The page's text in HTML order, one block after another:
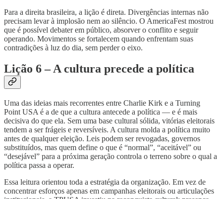
Para a direita brasileira, a lição é direta. Divergências internas não
precisam levar à implosão nem ao silêncio. O AmericaFest mostrou
que é possível debater em público, absorver o conflito e seguir
operando. Movimentos se fortalecem quando enfrentam suas
contradições à luz do dia, sem perder o eixo.
Lição 6 – A cultura precede a política
Uma das ideias mais recorrentes entre Charlie Kirk e a Turning
Point USA é a de que a cultura antecede a política — e é mais
decisiva do que ela. Sem uma base cultural sólida, vitórias eleitorais
tendem a ser frágeis e reversíveis. A cultura molda a política muito
antes de qualquer eleição. Leis podem ser revogadas, governos
substituídos, mas quem define o que é “normal”, “aceitável” ou
“desejável” para a próxima geração controla o terreno sobre o qual a
política passa a operar.
Essa leitura orientou toda a estratégia da organização. Em vez de
concentrar esforços apenas em campanhas eleitorais ou articulações